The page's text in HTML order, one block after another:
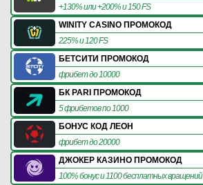
+130% или +200% и 150 FS
WINITY CASINO ПРОМОКОД
225% и 120 FS
БЕТСИТИ ПРОМОКОД
фрибет до 10000
БК PARI ПРОМОКОД
5 фрибетов по 1000
БОНУС КОД ЛЕОН
фрибет до 20000
ДЖОКЕР КАЗИНО ПРОМОКОД
100% бонус и 1100 бесплатных вращений